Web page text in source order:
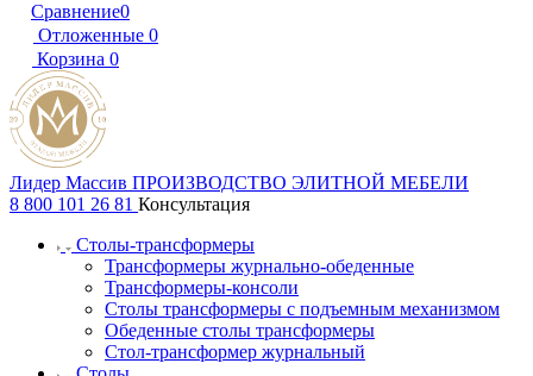
Сравнение0
Отложенные 0
Корзина 0
Лидер Массив ПРОИЗВОДСТВО ЭЛИТНОЙ МЕБЕЛИ
8 800 101 26 81 Консультация
Столы-трансформеры
Трансформеры журнально-обеденные
Трансформеры-консоли
Столы трансформеры с подъемным механизмом
Обеденные столы трансформеры
Стол-трансформер журнальный